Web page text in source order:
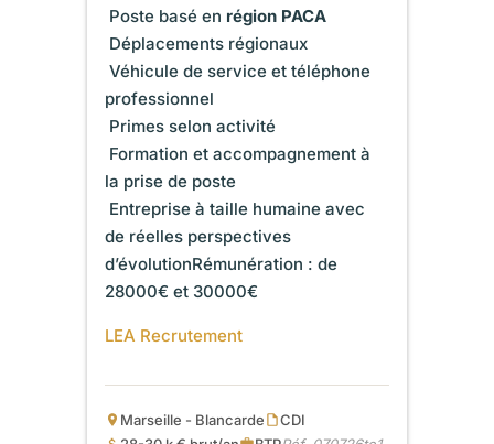
 Poste basé en région PACA
 Déplacements régionaux
 Véhicule de service et téléphone
professionnel
 Primes selon activité
 Formation et accompagnement à
la prise de poste
 Entreprise à taille humaine avec
de réelles perspectives
d’évolutionRémunération : de
28000€ et 30000€
LEA Recrutement
Marseille - Blancarde
CDI